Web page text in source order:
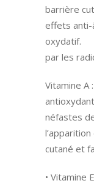
barrière
effets anti-
oxydatif.
par les
Vitamine A
néfastes
cutané et
• Vitamine